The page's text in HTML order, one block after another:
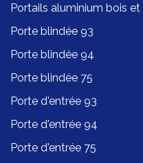
Portails aluminium bois et
Porte blindée 93
Porte blindée 94
Porte blindée 75
Porte d'entrée 93
Porte d'entrée 94
Porte d'entrée 75